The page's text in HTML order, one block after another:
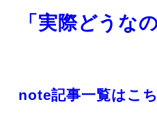
「実際どうな
note記事一覧はこ